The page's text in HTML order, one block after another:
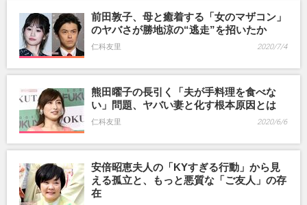
前田敦子、母と癒着する「女のマザコン」
のヤバさが勝地涼の“逃走”を招いたか
仁科友里 2020/7/4
熊田曜子の長引く「夫が手料理を食べな
い」問題、ヤバい妻と化す根本原因とは
仁科友里 2020/6/6
安倍昭恵夫人の「KYすぎる行動」から見
える孤立と、もっと悪質な「ご友人」の存
在